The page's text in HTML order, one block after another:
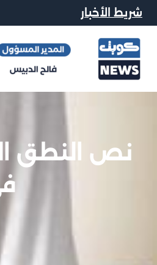
شريط الأخبار
نص النطق